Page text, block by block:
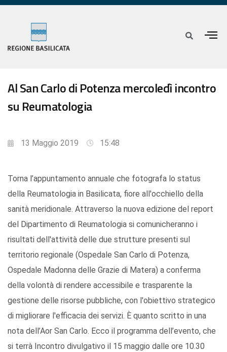
Al San Carlo di Potenza mercoledì incontro
su Reumatologia
13 Maggio 2019 15:48
Torna l’appuntamento annuale che fotografa lo status
della Reumatologia in Basilicata, fiore all'occhiello della
sanità meridionale. Attraverso la nuova edizione del report
del Dipartimento di Reumatologia si comunicheranno i
risultati dell'attività delle due strutture presenti sul
territorio regionale (Ospedale San Carlo di Potenza,
Ospedale Madonna delle Grazie di Matera) a conferma
della volontà di rendere accessibile e trasparente la
gestione delle risorse pubbliche, con l'obiettivo strategico
di migliorare l'efficacia dei servizi. È quanto scritto in una
nota dell’Aor San Carlo. Ecco il programma dell’evento, che
si terrà Incontro divulgativo il 15 maggio dalle ore 10.30